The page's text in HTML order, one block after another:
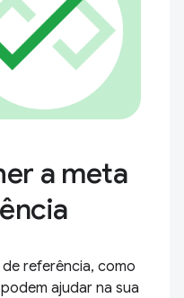
a meta
referência, como
ajudar na sua